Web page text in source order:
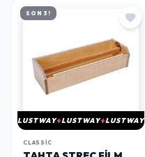
SON 3!
LUSTWAY LUSTWAY LUSTWAY
CLASSIC